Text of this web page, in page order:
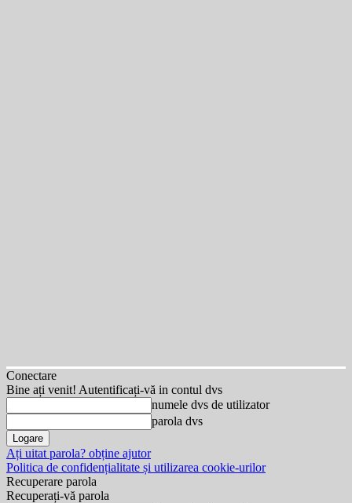
Conectare
Bine ați venit! Autentificați-vă in contul dvs
numele dvs de utilizator
parola dvs
Ați uitat parola? obține ajutor
Politica de confidențialitate și utilizarea cookie-urilor
Recuperare parola
Recuperați-vă parola